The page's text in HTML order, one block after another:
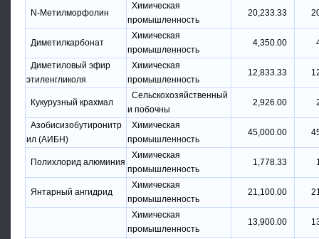
N-Метилморфолин
Химическая
промышленность
20,233.33
Диметилкарбонат
Химическая
промышленность
4,350.00
Диметиловый эфир
этиленгликоля
Химическая
промышленность
12,833.33
Кукурузный крахмал
Сельскохозяйственный
и побочны
2,926.00
Азобисизобутиронитр
ил (АИБН)
Химическая
промышленность
45,000.00
Полихлорид алюминия
Химическая
промышленность
1,778.33
Янтарный ангидрид
Химическая
промышленность
21,100.00
Химическая
промышленность
13,900.00